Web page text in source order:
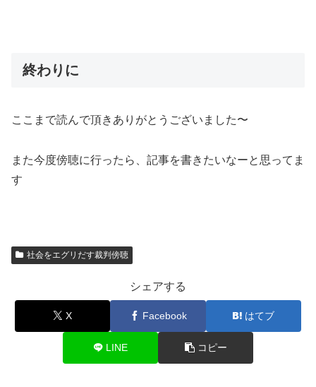
終わりに
ここまで読んで頂きありがとうございました〜
また今度傍聴に行ったら、記事を書きたいなーと思ってま
す
社会をエグリだす裁判傍聴
シェアする
X Facebook はてブ
LINE コピー